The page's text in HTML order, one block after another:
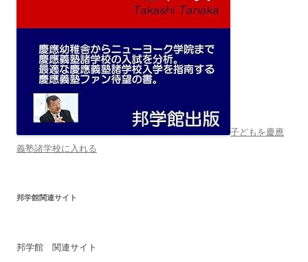
子どもを慶應
義塾諸学校に入れる
邦学館関連サイト
邦学館 関連サイト